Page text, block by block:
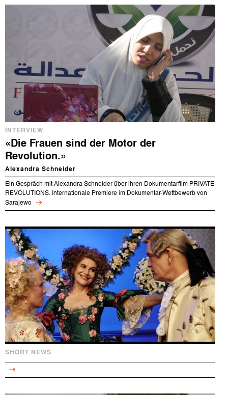
INTERVIEW
«Die Frauen sind der Motor der
Revolution.»
Alexandra Schneider
Ein Gespräch mit Alexandra Schneider über ihren Dokumentarfilm PRIVATE
REVOLUTIONS. Internationale Premiere im Dokumentar-Wettbewerb von
Sarajewo
SHORT NEWS